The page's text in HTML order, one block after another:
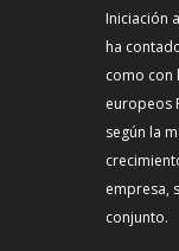
Iniciación
ha
como con
europeos
según la
empresa,
conjunto.